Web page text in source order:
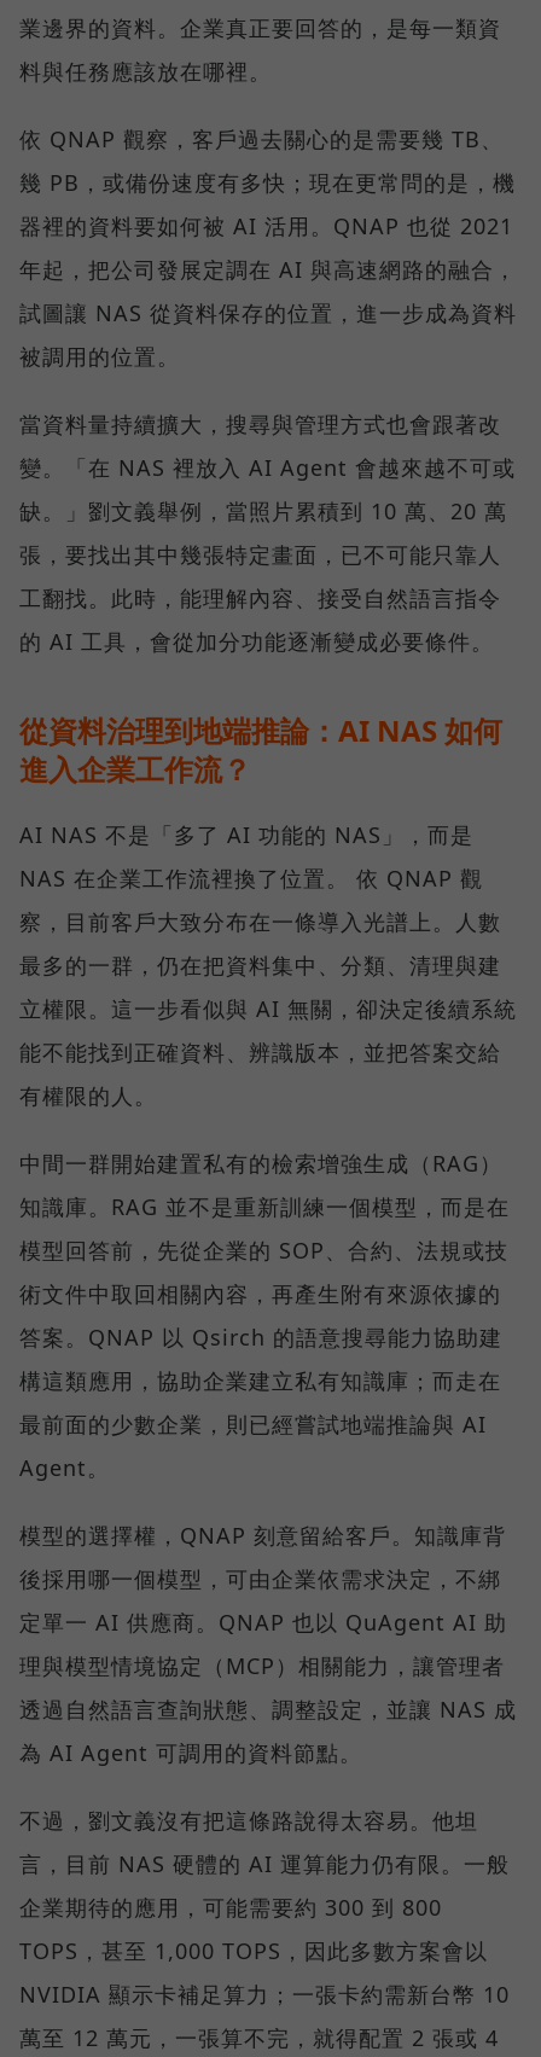
業邊界的資料。企業真正要回答的，是每一類資
料與任務應該放在哪裡。
依 QNAP 觀察，客戶過去關心的是需要幾 TB、
幾 PB，或備份速度有多快；現在更常問的是，機
器裡的資料要如何被 AI 活用。QNAP 也從 2021
年起，把公司發展定調在 AI 與高速網路的融合，
試圖讓 NAS 從資料保存的位置，進一步成為資料
被調用的位置。
當資料量持續擴大，搜尋與管理方式也會跟著改
變。「在 NAS 裡放入 AI Agent 會越來越不可或
缺。」劉文義舉例，當照片累積到 10 萬、20 萬
張，要找出其中幾張特定畫面，已不可能只靠人
工翻找。此時，能理解內容、接受自然語言指令
的 AI 工具，會從加分功能逐漸變成必要條件。
從資料治理到地端推論：AI NAS 如何
進入企業工作流？
AI NAS 不是「多了 AI 功能的 NAS」，而是
NAS 在企業工作流裡換了位置。 依 QNAP 觀
察，目前客戶大致分布在一條導入光譜上。人數
最多的一群，仍在把資料集中、分類、清理與建
立權限。這一步看似與 AI 無關，卻決定後續系統
能不能找到正確資料、辨識版本，並把答案交給
有權限的人。
中間一群開始建置私有的檢索增強生成（RAG）
知識庫。RAG 並不是重新訓練一個模型，而是在
模型回答前，先從企業的 SOP、合約、法規或技
術文件中取回相關內容，再產生附有來源依據的
答案。QNAP 以 Qsirch 的語意搜尋能力協助建
構這類應用，協助企業建立私有知識庫；而走在
最前面的少數企業，則已經嘗試地端推論與 AI
Agent。
模型的選擇權，QNAP 刻意留給客戶。知識庫背
後採用哪一個模型，可由企業依需求決定，不綁
定單一 AI 供應商。QNAP 也以 QuAgent AI 助
理與模型情境協定（MCP）相關能力，讓管理者
透過自然語言查詢狀態、調整設定，並讓 NAS 成
為 AI Agent 可調用的資料節點。
不過，劉文義沒有把這條路說得太容易。他坦
言，目前 NAS 硬體的 AI 運算能力仍有限。一般
企業期待的應用，可能需要約 300 到 800
TOPS，甚至 1,000 TOPS，因此多數方案會以
NVIDIA 顯示卡補足算力；一張卡約需新台幣 10
萬至 12 萬元，一張算不完，就得配置 2 張或 4